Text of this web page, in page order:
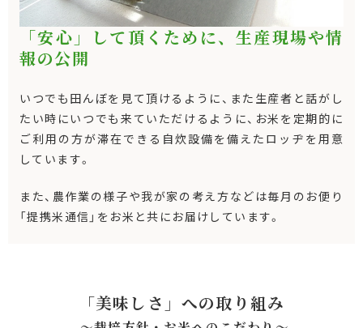
「安心」して頂くために、生産現場や情
報の公開
いつでも田んぼを見て頂けるように、また生産者と話がし
たい時にいつでも来ていただけるように、お米を定期的に
ご利用の方が滞在できる自炊設備を備えたロッヂを用意
しています。
また、農作業の様子や我が家の考え方などは毎月のお便り
「提携米通信」をお米と共にお届けしています。
「美味しさ」への取り組み